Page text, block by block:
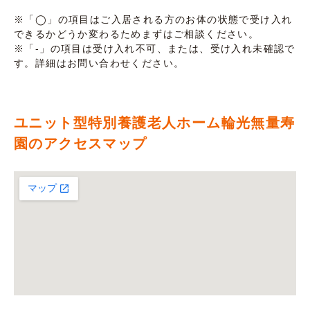
※「◯」の項目はご入居される方のお体の状態で受け入れ
できるかどうか変わるためまずはご相談ください。
※「-」の項目は受け入れ不可、または、受け入れ未確認で
す。詳細はお問い合わせください。
ユニット型特別養護老人ホーム輪光無量寿
園のアクセスマップ